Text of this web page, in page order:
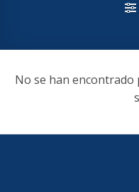
No se han encontrado